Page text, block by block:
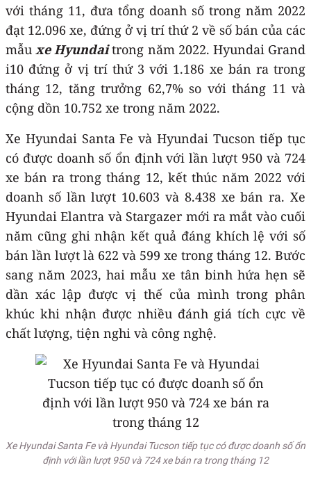
với tháng 11, đưa tổng doanh số trong năm 2022
đạt 12.096 xe, đứng ở vị trí thứ 2 về số bán của các
mẫu xe Hyundaitrong năm 2022. Hyundai Grand
i10 đứng ở vị trí thứ 3 với 1.186 xe bán ra trong
tháng 12, tăng trưởng 62,7% so với tháng 11 và
cộng dồn 10.752 xe trong năm 2022.
Xe Hyundai Santa Fe và Hyundai Tucson tiếp tục
có được doanh số ổn định với lần lượt 950 và 724
xe bán ra trong tháng 12, kết thúc năm 2022 với
doanh số lần lượt 10.603 và 8.438 xe bán ra. Xe
Hyundai Elantra và Stargazer mới ra mắt vào cuối
năm cũng ghi nhận kết quả đáng khích lệ với số
bán lần lượt là 622 và 599 xe trong tháng 12. Bước
sang năm 2023, hai mẫu xe tân binh hứa hẹn sẽ
dần xác lập được vị thế của mình trong phân
khúc khi nhận được nhiều đánh giá tích cực về
chất lượng, tiện nghi và công nghệ.
Xe Hyundai Santa Fe và Hyundai Tucson tiếp tục có được doanh số ổn
định với lần lượt 950 và 724 xe bán ra trong tháng 12